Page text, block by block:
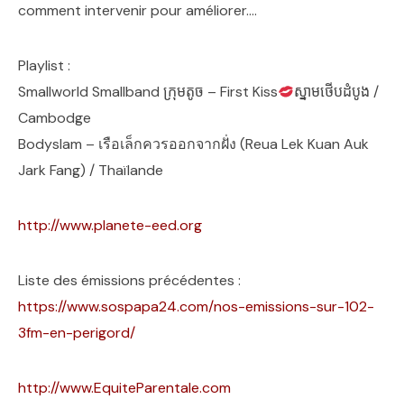
comment intervenir pour améliorer….
Playlist :
Smallworld Smallband ក្រុមតូច – First Kiss
ស្នាមថេីបដំបូង /
Cambodge
Bodyslam – เรือเล็กควรออกจากฝั่ง (Reua Lek Kuan Auk
Jark Fang) / Thaïlande
http://www.planete-eed.org
Liste des émissions précédentes :
https://www.sospapa24.com/nos-emissions-sur-102-
3fm-en-perigord/
http://www.EquiteParentale.com